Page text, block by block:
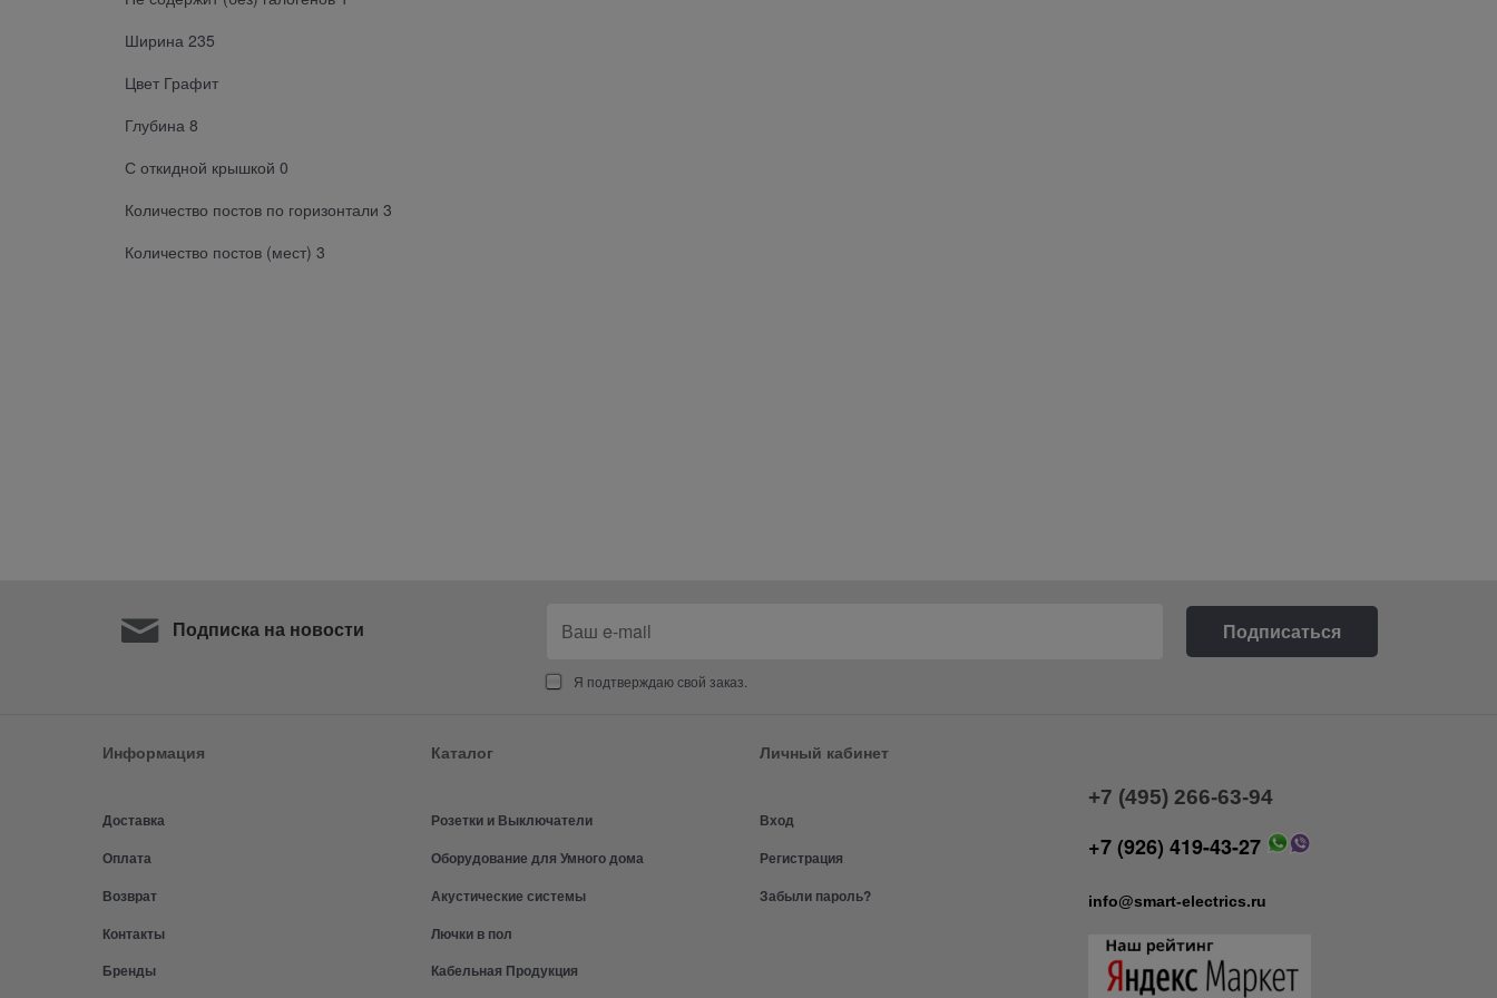
Ширина 235
Цвет Графит
Глубина 8
С откидной крышкой 0
Количество постов по горизонтали 3
Количество постов (мест) 3
Подписка на новости
Я подтверждаю свой заказ.
Информация
Доставка
Оплата
Возврат
Контакты
Бренды
Каталог
Розетки и Выключатели
Оборудование для Умного дома
Акустические системы
Лючки в пол
Кабельная Продукция
Личный кабинет
Вход
Регистрация
Забыли пароль?
+7 (495) 266-63-94
+7 (926) 419-43-27
info@smart-electrics.ru